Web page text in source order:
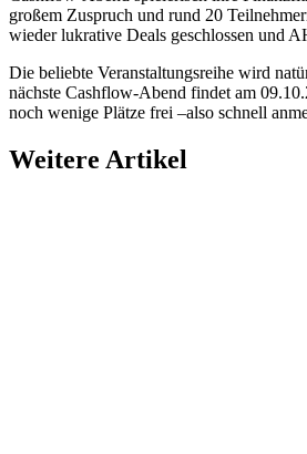
großem Zuspruch und rund 20
wieder lukrative Deals geschlossen und
Die beliebte Veranstaltungsreihe wird
nächste Cashflow-Abend findet am
noch wenige Plätze frei –also schnell
Weitere Artikel